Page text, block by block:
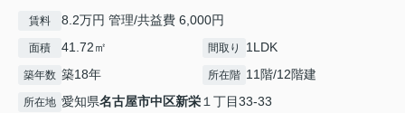
賃料 8.2万円 管理/共益費 6,000円
面積 41.72㎡ 間取り 1LDK
築年数 築18年 所在階 11階/12階建
所在地 愛知県名古屋市中区新栄１丁目33-33